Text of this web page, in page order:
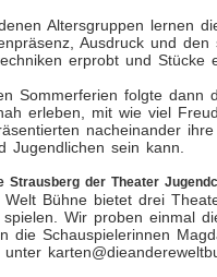
Altersgruppen lernen
Ausdruck und
erprobt und Stücke
Sommerferien folgte dann
erleben, mit wie viel
nacheinander
Jugendlichen sein kann.
Strausberg der Theater
Welt Bühne bietet drei
Wir proben einmal
die Schauspielerinnen
unter